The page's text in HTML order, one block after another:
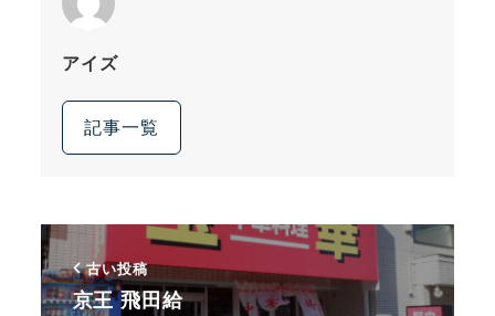
アイズ
記事一覧
古い投稿
京王 飛田給